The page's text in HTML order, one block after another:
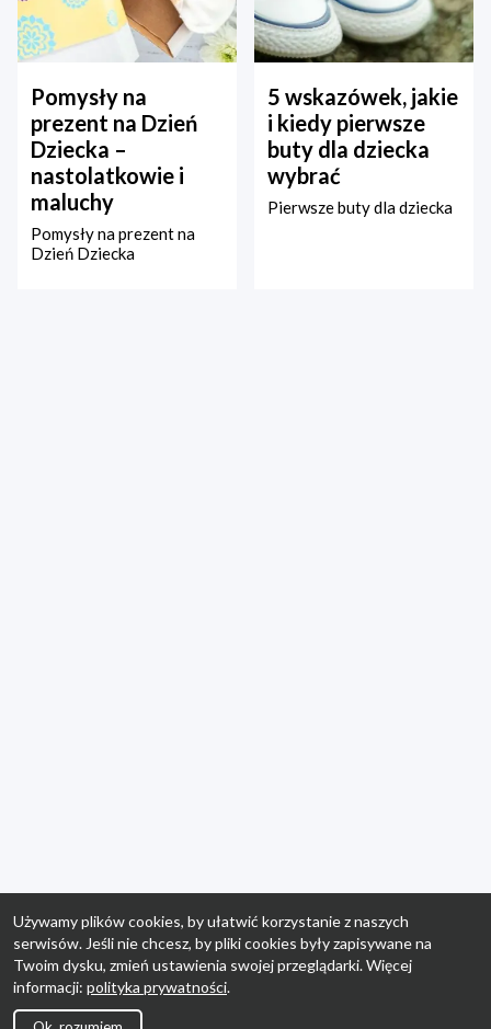
Pomysły na
prezent na Dzień
Dziecka –
nastolatkowie i
maluchy
Pomysły na prezent na
Dzień Dziecka
5 wskazówek, jakie
i kiedy pierwsze
buty dla dziecka
wybrać
Pierwsze buty dla dziecka
Używamy plików cookies, by ułatwić korzystanie z naszych
serwisów. Jeśli nie chcesz, by pliki cookies były zapisywane na
Twoim dysku, zmień ustawienia swojej przeglądarki. Więcej
informacji: polityka prywatności.